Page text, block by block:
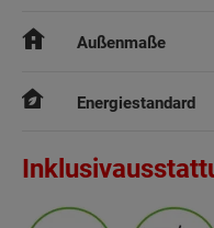
Außenmaße
Energiestandard